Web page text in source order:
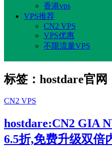
香港vps
VPS推荐
CN2 VPS
VPS优惠
不限流量VPS
标签：hostdare官网
CN2 VPS
hostdare:CN2 GIA
6.5折,免费升级双倍